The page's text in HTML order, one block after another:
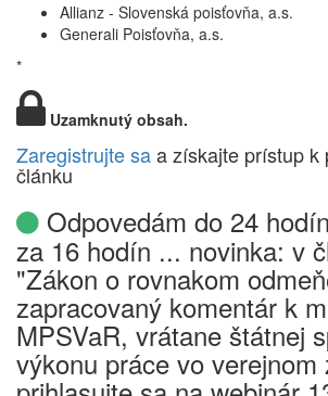
Allianz - Slovenská poisťovňa, a.s.
Generali Poisťovňa, a.s.
*
Uzamknutý obsah.
Zaregistrujte saa získajte prístup k
článku
Odpovedám do 24
za 16 hodín ... novinka: v
"Zákon o rovnakom
zapracovaný komentár k
MPSVaR, vrátane štátnej
výkonu práce vo verejnom